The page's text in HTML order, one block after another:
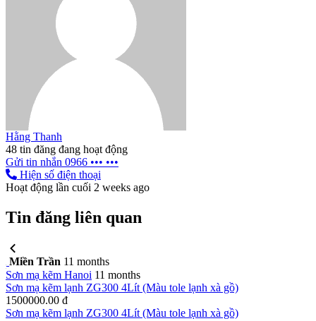
Hằng Thanh
48 tin đăng đang hoạt động
Gửi tin nhắn 0966 ••• •••
Hiện số điện thoại
Hoạt động lần cuối 2 weeks ago
Tin đăng liên quan
Miền Trần 11 months
Sơn mạ kẽm Hanoi 11 months
Sơn mạ kẽm lạnh ZG300 4Lít (Màu tole lạnh xà gồ)
1500000.00 đ
Sơn mạ kẽm lạnh ZG300 4Lít (Màu tole lạnh xà gồ)